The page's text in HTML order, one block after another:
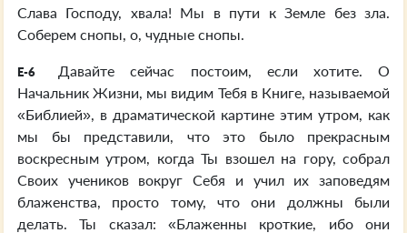
Слава Господу, хвала! Мы в пути к Земле без зла.
Соберем снопы, о, чудные снопы.
E-6
Давайте сейчас постоим, если хотите. O
Начальник Жизни, мы видим Тебя в Книге, называемой
«Библией», в драматической картине этим утром, как
мы бы представили, что это было прекрасным
воскресным утром, когда Ты взошел на гору, собрал
Своих учеников вокруг Себя и учил их заповедям
блаженства, просто тому, что они должны были
делать. Ты сказал: «Блаженны кроткие, ибо они